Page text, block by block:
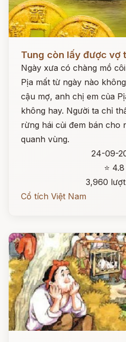
Tung còn lấy được vợ
Ngày xưa có chàng mồ
Pịa mất từ ngày nào
cậu mợ, anh chị em của
không hay. Người ta chỉ
rừng hái củi đem bán cho
quanh vùng.
24-09-
⭐ 4.8
3,960
Cổ tích Việt Nam